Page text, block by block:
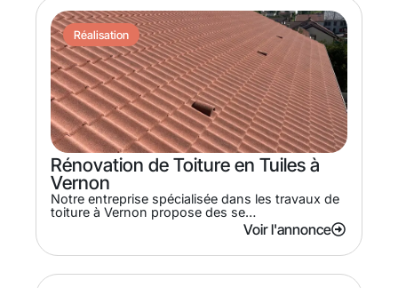
Réalisation
Rénovation de Toiture en Tuiles à
Vernon
Notre entreprise spécialisée dans les travaux de
toiture à Vernon propose des se…
Voir l'annonce